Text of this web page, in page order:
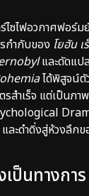
ไซไฟอวกาศฟอร์
กำกับของ โยฮัน
และดัดแป
ได้พิสูจน์ตั
สำเร็จ แต่เป็นภา
ละดำดิ่งสู่ห้วงลึก
เป็นทางก